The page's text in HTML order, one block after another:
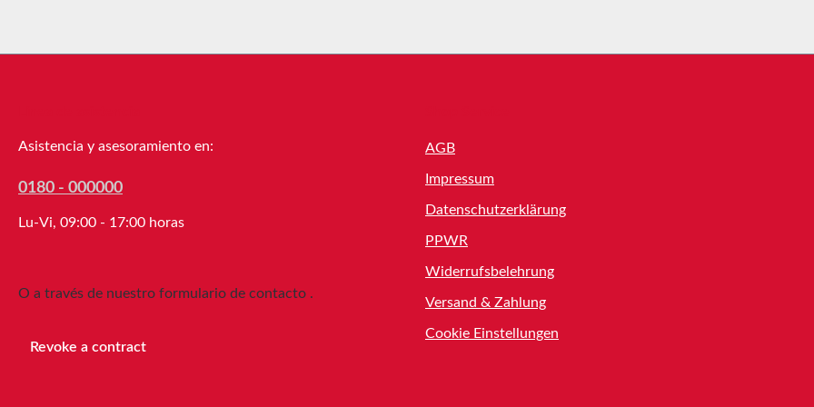
Asistencia y asesoramiento en:
0180 - 000000
Lu-Vi, 09:00 - 17:00 horas
O a través de nuestro formulario de contacto .
Revoke a contract
AGB
Impressum
Datenschutzerklärung
PPWR
Widerrufsbelehrung
Versand & Zahlung
Cookie Einstellungen